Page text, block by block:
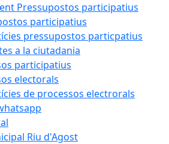
Pressupostos participatius
participatius
pressupostos particpatius
a la ciutadania
participatius
electorals
de processos electrorals
Riu d'Agost